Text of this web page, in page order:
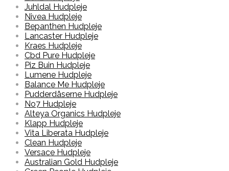
Juhldal Hudpleje
Nivea Hudpleje
Bepanthen Hudpleje
Lancaster Hudpleje
Kraes Hudpleje
Cbd Pure Hudpleje
Piz Buin Hudpleje
Lumene Hudpleje
Balance Me Hudpleje
Pudderdåserne Hudpleje
No7 Hudpleje
Alteya Organics Hudpleje
Klapp Hudpleje
Vita Liberata Hudpleje
Clean Hudpleje
Versace Hudpleje
Australian Gold Hudpleje